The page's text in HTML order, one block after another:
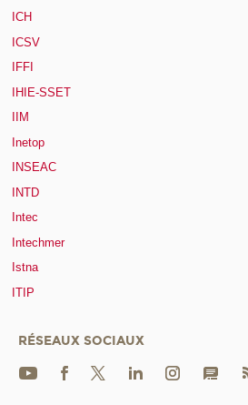
ICH
ICSV
IFFI
IHIE-SSET
IIM
Inetop
INSEAC
INTD
Intec
Intechmer
Istna
ITIP
RÉSEAUX SOCIAUX